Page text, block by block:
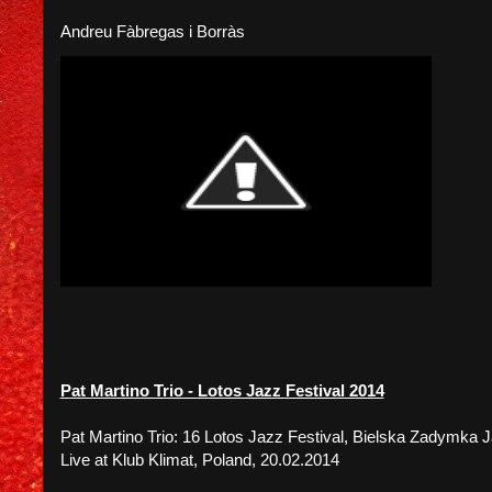
Andreu Fàbregas i Borràs
Pat Martino Trio - Lotos Jazz Festival 2014
Pat Martino Trio: 16 Lotos Jazz Festival, Bielska Zadymka
Live at Klub Klimat, Poland, 20.02.2014